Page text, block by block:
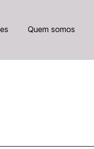
Quem somos